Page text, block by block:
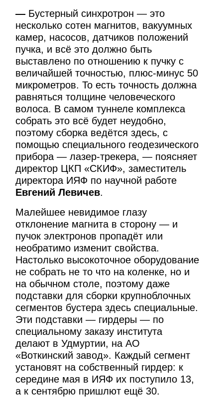
— Бустерный синхротрон — это
несколько сотен магнитов, вакуумных
камер, насосов, датчиков положений
пучка, и всё это должно быть
выставлено по отношению к пучку с
величайшей точностью, плюс-минус 50
микрометров. То есть точность должна
равняться толщине человеческого
волоса. В самом туннеле комплекса
собрать это всё будет неудобно,
поэтому сборка ведётся здесь, с
помощью специального геодезического
прибора — лазер-трекера, — поясняет
директор ЦКП «СКИФ», заместитель
директора ИЯФ по научной работе
Евгений Левичев.
Малейшее невидимое глазу
отклонение магнита в сторону — и
пучок электронов пропадёт или
необратимо изменит свойства.
Настолько высокоточное оборудование
не собрать не то что на коленке, но и
на обычном столе, поэтому даже
подставки для сборки крупноблочных
сегментов бустера здесь специальные.
Эти подставки — гирдеры — по
специальному заказу института
делают в Удмуртии, на АО
«Воткинский завод». Каждый сегмент
установят на собственный гирдер: к
середине мая в ИЯФ их поступило 13,
а к сентябрю пришлют ещё 30.